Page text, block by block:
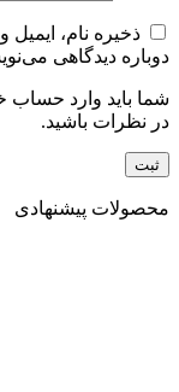
ذخیره نام،
دوباره دیدگاهی
شما باید وارد حساب
در نظرات باشید.
محصولات پیشنهادی